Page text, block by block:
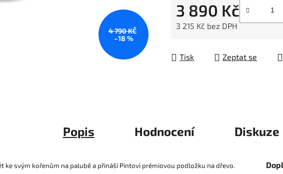
3 890 Kč
3 215 Kč bez DPH
Tisk Zeptat se
4 790 KČ
–18 %
Popis Hodnocení Diskuze
ke svým kořenům na palubě a přináší Pintovi prémiovou podložku na dřevo.